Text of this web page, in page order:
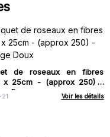
de roseaux en fibres
- (approx 250) -
Doux
21 Voir les détails